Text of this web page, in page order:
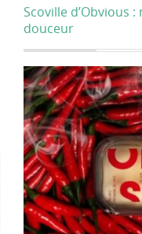
Scoville d’Obvious
douceur